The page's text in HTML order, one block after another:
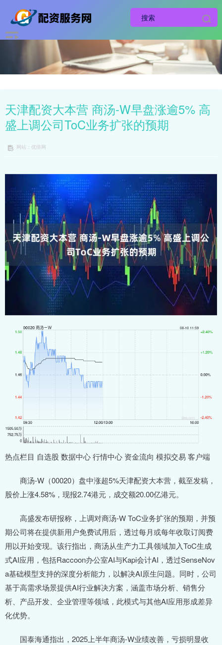
天津配资大本营 商汤-W早盘涨逾5% 高
盛上调公司ToC业务扩张的预期
网站：优倍网
热点栏目 自选股 数据中心 行情中心 资金流向 模拟交易 客户端
商汤-W（00020）盘中涨超5%天津配资大本营，截至发稿，
股价上涨4.58%，现报2.74港元，成交额20.00亿港元。
高盛发布研报称，上调对商汤-W ToC业务扩张的预期，并预
期公司将在提供新用户免费试用后，透过每月或每年收取订阅费
用以开始变现。该行指出，商汤从生产力工具领域加入ToC生成
式AI应用，包括Raccoon办公室AI与Kapi会计AI，透过SenseNov
a基础模型支持的深度分析能力，以解决AI原生问题。同时，公司
基于高需求场景提供AI行业解决方案，涵盖市场分析、销售分
析、产品开发、企业管理等领域，此模式与其他AI应用形成差异
化优势。
国泰海通指出，2025上半年商汤-W业绩改善，亏损明显收